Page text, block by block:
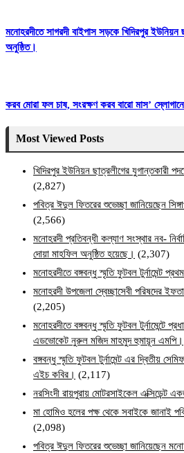
মনোহরদীতে সাগরদী বাইপাস সড়কে খিদিরপুর ইউনিয়ন
অনুষ্ঠিত।
করব মোরা ফল চাষ, সংরক্ষণ করব বারো মাস’
Most Viewed Posts
খিদিরপুর ইউনিয়ন ছাত্রলীগের যুগান্তকারী
(2,827)
পবিত্র ঈদুল ফিতরের শুভেচ্ছা জানিয়েছেন
(2,566)
মনোহরদী প্রতিবন্ধী কল্যাণ সংস্থার নব-
দোয়া মাহফিল অনুষ্ঠিত হয়েছে। (2,307)
মনোহরদীতে বঙ্গবন্ধু স্মৃতি ফুটবল টুর্নামেন্ট
মনোহরদী উপজেলা স্বেচ্ছাসেবী পরিষদের
(2,205)
মনোহরদীতে বঙ্গবন্ধু স্মৃতি ফুটবল টুর্নামেন্টে
এডভোকেট নুরুল মজিদ মাহমুদ হুমায়ূন এমপি।
বঙ্গবন্ধু স্মৃতি ফুটবল টুর্নামেন্ট এর দ্বিতীয়
এইচ কবির। (2,117)
নরসিংদী রায়পুরায় মোটরসাইকেল এক্সিডেন্ট
মা হোমিও হলের পক্ষ থেকে সবাইকে জানাই
(2,098)
পবিত্র ঈদুল ফিতরের শুভেচ্ছা জানিয়েছেন